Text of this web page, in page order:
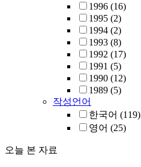
1996 (16)
1995 (2)
1994 (2)
1993 (8)
1992 (17)
1991 (5)
1990 (12)
1989 (5)
작성언어
한국어 (119)
영어 (25)
오늘 본 자료